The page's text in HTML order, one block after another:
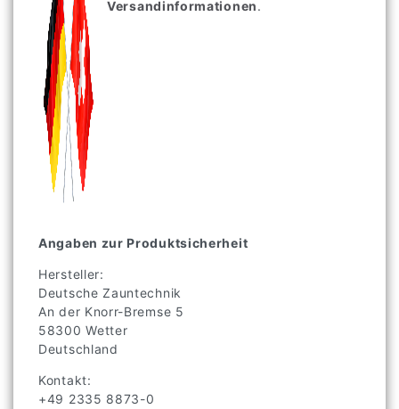
Versandinformationen.
Angaben zur Produktsicherheit
Hersteller:
Deutsche Zauntechnik
An der Knorr-Bremse 5
58300 Wetter
Deutschland
Kontakt:
+49 2335 8873-0